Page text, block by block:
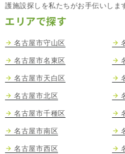
護施設探しを私たちがお手伝いしま
エリアで探す
名古屋市守山区
名古屋市名東区
名古屋市天白区
名古屋市北区
名古屋市千種区
名古屋市南区
名古屋市西区